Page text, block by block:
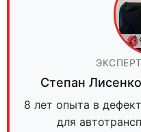
Степан
8 лет опыта в
для